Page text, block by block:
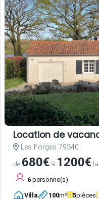
Location de
Les Forges 79340
de 680€ à 1200€
6 personne(s)
Villa 100m² 5pièces